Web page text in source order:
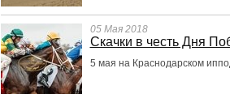
05 Мая 2018
Скачки в честь Дня
5 мая на Краснодарском